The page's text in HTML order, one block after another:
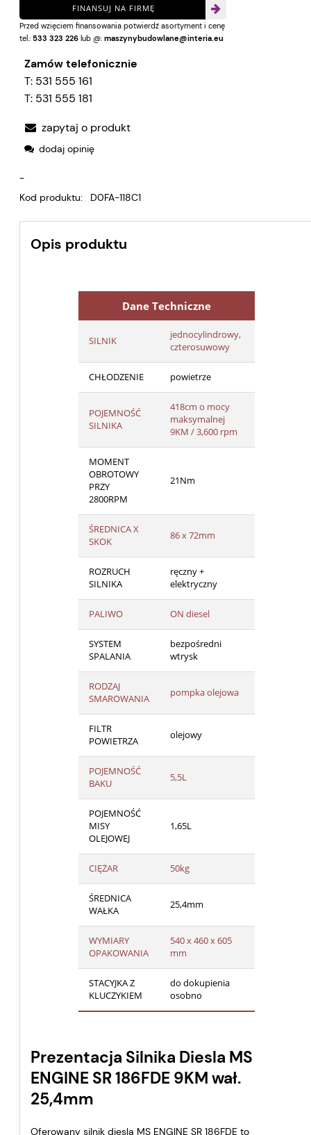
FINANSUJ NA FIRMĘ
Przed wzięciem finansowania potwierdź asortyment i cenę
tel.: 533 323 226 lub @: maszynybudowlane@interia.eu
Zamów telefonicznie
T: 531 555 161
T: 531 555 181
zapytaj o produkt
dodaj opinię
-
Kod produktu:
D0FA-118C1
Opis produktu
Dane Techniczne
SILNIK
jednocylindrowy,
czterosuwowy
CHŁODZENIE powietrze
POJEMNOŚĆ
SILNIKA
418cm o mocy
maksymalnej
9KM / 3,600 rpm
MOMENT
OBROTOWY
PRZY
2800RPM
21Nm
ŚREDNICA X
SKOK
86 x 72mm
ROZRUCH
SILNIKA
ręczny +
elektryczny
PALIWO ON diesel
SYSTEM
SPALANIA
bezpośredni
wtrysk
RODZAJ
SMAROWANIA
pompka olejowa
FILTR
POWIETRZA
olejowy
POJEMNOŚĆ
BAKU
5,5L
POJEMNOŚĆ
MISY
OLEJOWEJ
1,65L
CIĘŻAR 50kg
ŚREDNICA
WAŁKA
25,4mm
WYMIARY
OPAKOWANIA
540 x 460 x 605
mm
STACYJKA Z
KLUCZYKIEM
do dokupienia
osobno
Prezentacja Silnika Diesla MS
ENGINE SR 186FDE 9KM wał.
25,4mm
Oferowany silnik diesla MS ENGINE SR 186FDE to